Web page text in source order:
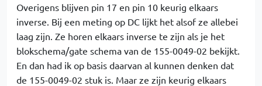
Overigens blijven pin 17 en pin 10 keurig elkaars
inverse. Bij een meting op DC lijkt het alsof ze allebei
laag zijn. Ze horen elkaars inverse te zijn als je het
blokschema/gate schema van de 155-0049-02 bekijkt.
En dan had ik op basis daarvan al kunnen denken dat
de 155-0049-02 stuk is. Maar ze zijn keurig elkaars